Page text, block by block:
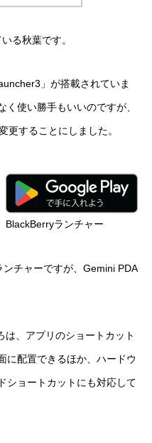
る秋葉です。
」が搭載されていま
使い勝手もいいのですが、
更することにしました。
BlackBerryランチャー
チャーですが、Gemini PDA
、アプリのショートカット
に配置できるほか、ハードウ
ショートカットにも対応して